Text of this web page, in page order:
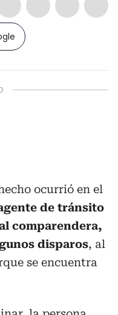
ocurrió en el
de tránsito
comparendera,
disparos, al
se encuentra